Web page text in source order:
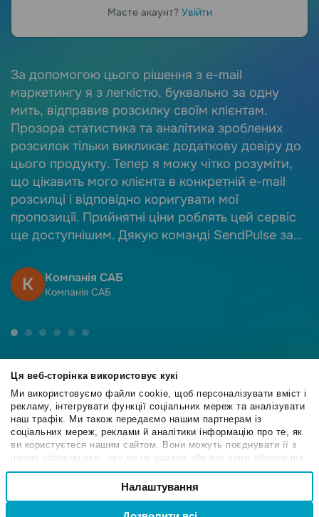
Ця веб-сторінка використовує кукі
Ми використовуємо файли cookie, щоб персоналізувати вміст і
рекламу, інтегрувати функції соціальних мереж та аналізувати
наш трафік. Ми також передаємо нашим партнерам із
соціальних мереж, реклами й аналітики інформацію про те, як
ви користуєтеся нашим сайтом. Вони можуть поєднувати її з
іншою інформацією, яку ви їм надали або яку вони зібрали під
час вашого користування їхніми службами.
Вибір
Налаштування
Маєте акаунт? Увійти
За допомогою цього рішення з e-mail
маркетингу я з легкістю, буквально за одну
мить, відправив розсилку своїм клієнтам.
Прозора статистика та аналітика зроблених
розсилок тільки викликає додаткову довіру до
цього продукту. Тепер я можу чітко розуміти,
що цікавить мого клієнта в конкретній e-mail
розсилці і відповідно коригувати мої
пропозиції. Прийнятні ціни роблять цей сервіс
ще доступнішим. Дякую команді SendPulse за
К Компанія САБ
Компанія САБ
4.6/5
4.6/5